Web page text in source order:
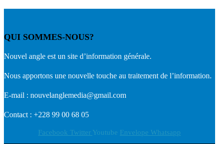
QUI SOMMES-NOUS?
Nouvel angle est un site d’information générale.
Nous apportons une nouvelle touche au traitement de l’information.
E-mail : nouvelanglemedia@gmail.com
Contact : +228 99 00 68 05
Facebook Twitter Youtube Envelope Whatsapp